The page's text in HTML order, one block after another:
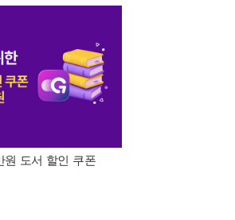
원 도서 할인 쿠폰